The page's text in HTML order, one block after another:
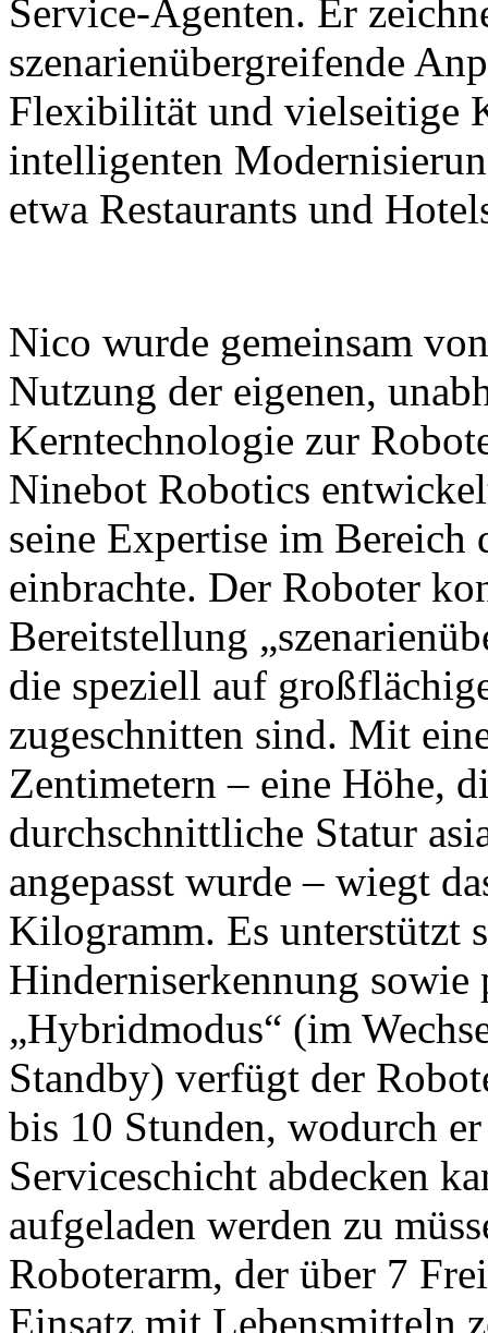
Service-Agenten. Er
szenarienübergreifende
Flexibilität und vielseitige
intelligenten
etwa Restaurants und
Nico wurde gemeinsam
Nutzung der eigenen,
Kerntechnologie zur
Ninebot Robotics
seine Expertise im
einbrachte. Der Roboter
Bereitstellung
die speziell auf
zugeschnitten sind. Mit
Zentimetern – eine Höhe,
durchschnittliche Statur
angepasst wurde – wiegt
Kilogramm. Es unterstützt
Hinderniserkennung sowie
„Hybridmodus“ (im
Standby) verfügt der
bis 10 Stunden, wodurch
Serviceschicht abdecken
aufgeladen werden zu
Roboterarm, der über 7
Einsatz mit Lebensmitteln